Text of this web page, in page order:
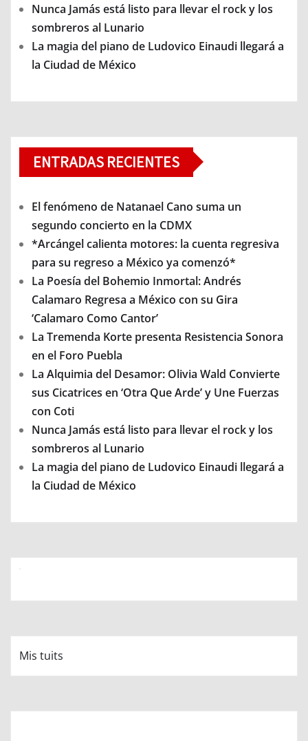
Nunca Jamás está listo para llevar el rock y los
sombreros al Lunario
La magia del piano de Ludovico Einaudi llegará a
la Ciudad de México
ENTRADAS RECIENTES
El fenómeno de Natanael Cano suma un
segundo concierto en la CDMX
*Arcángel calienta motores: la cuenta regresiva
para su regreso a México ya comenzó*
La Poesía del Bohemio Inmortal: Andrés
Calamaro Regresa a México con su Gira
‘Calamaro Como Cantor’
La Tremenda Korte presenta Resistencia Sonora
en el Foro Puebla
La Alquimia del Desamor: Olivia Wald Convierte
sus Cicatrices en ‘Otra Que Arde’ y Une Fuerzas
con Coti
Nunca Jamás está listo para llevar el rock y los
sombreros al Lunario
La magia del piano de Ludovico Einaudi llegará a
la Ciudad de México
Mis tuits